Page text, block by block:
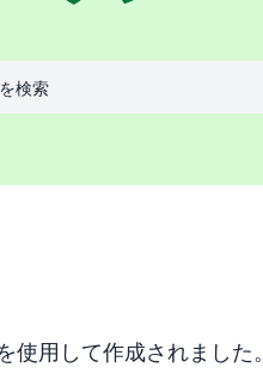
ルを使用して英語から翻
使用して作成されました。